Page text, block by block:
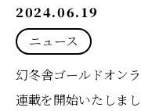
ニュース
2024.06.19
幻冬舎ゴールドオン
連載を開始いたしまし